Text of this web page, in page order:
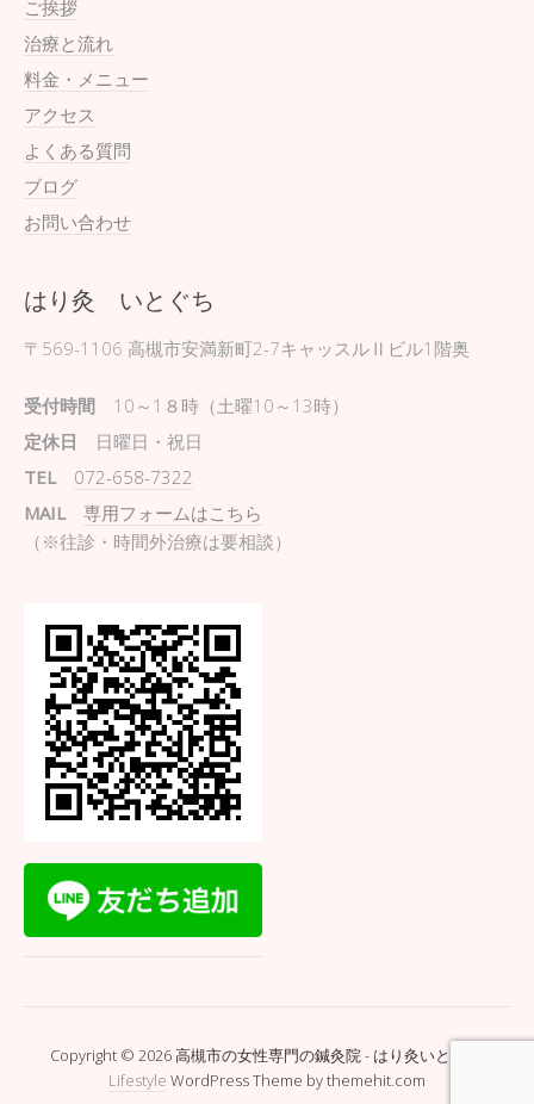
ご挨拶
治療と流れ
料金・メニュー
アクセス
よくある質問
ブログ
お問い合わせ
はり灸 いとぐち
〒569-1106 高槻市安満新町2-7キャッスルⅡビル1階奥
受付時間 10～1８時（土曜10～13時）
定休日 日曜日・祝日
TEL
072-658-7322
MAIL
専用フォームはこちら
（※往診・時間外治療は要相談）
Copyright © 2026 高槻市の女性専門の鍼灸院 - はり灸いとぐち.
Lifestyle WordPress Theme by themehit.com